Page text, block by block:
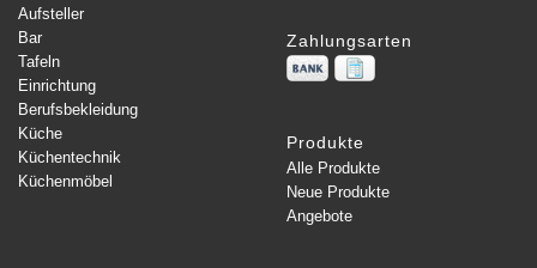
Aufsteller
Bar
Tafeln
Einrichtung
Berufsbekleidung
Küche
Küchentechnik
Küchenmöbel
Zahlungsarten
Produkte
Alle Produkte
Neue Produkte
Angebote